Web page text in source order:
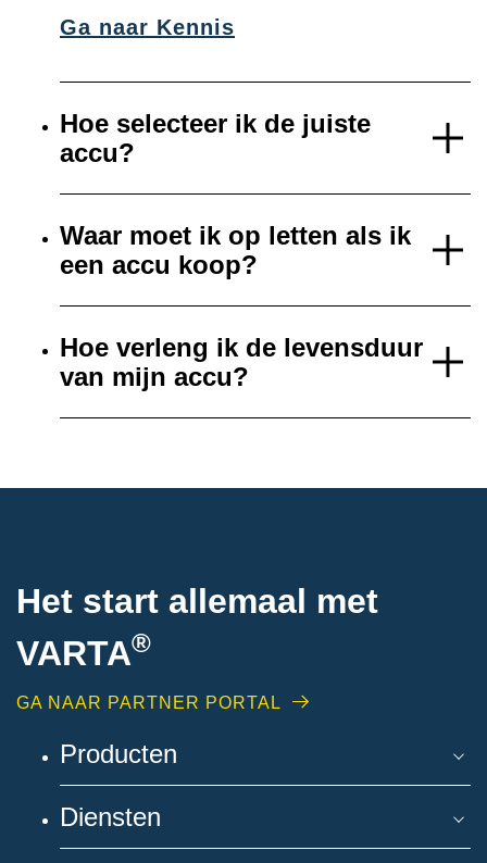
Ga naar Kennis
Hoe selecteer ik de juiste
accu?
Waar moet ik op letten als ik
een accu koop?
Hoe verleng ik de levensduur
van mijn accu?
Het start allemaal met
VARTA®
GA NAAR PARTNER PORTAL
Producten
Diensten